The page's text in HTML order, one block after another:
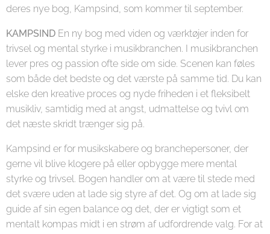
deres nye bog, Kampsind, som kommer til september.
KAMPSIND En ny bog med viden og værktøjer inden for
trivsel og mental styrke i musikbranchen. I musikbranchen
lever pres og passion ofte side om side. Scenen kan føles
som både det bedste og det værste på samme tid. Du kan
elske den kreative proces og nyde friheden i et fleksibelt
musikliv, samtidig med at angst, udmattelse og tvivl om
det næste skridt trænger sig på.
Kampsind er for musikskabere og branchepersoner, der
gerne vil blive klogere på eller opbygge mere mental
styrke og trivsel. Bogen handler om at være til stede med
det svære uden at lade sig styre af det. Og om at lade sig
guide af sin egen balance og det, der er vigtigt som et
mentalt kompas midt i en strøm af udfordrende valg. For at